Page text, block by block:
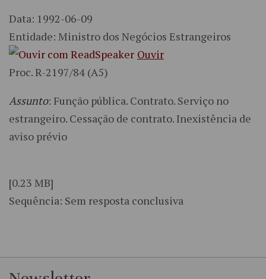
Data: 1992-06-09
Entidade: Ministro dos Negócios Estrangeiros
Ouvir
Proc. R-2197/84 (A5)
Assunto: Função pública. Contrato. Serviço no
estrangeiro. Cessação de contrato. Inexistência de
aviso prévio
[0.23 MB]
Sequência: Sem resposta conclusiva